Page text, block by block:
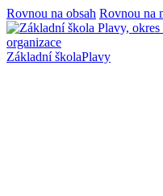
Rovnou na obsah Rovnou na
Základní školaPlavy